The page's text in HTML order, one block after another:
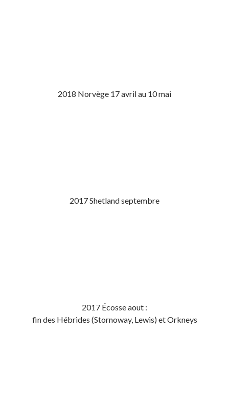
2018 Norvège 17 avril au 10 mai
2017 Shetland septembre
2017 Écosse aout :
fin des Hébrides (Stornoway, Lewis) et Orkneys